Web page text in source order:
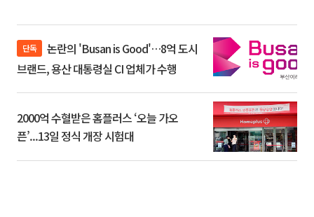
단독
브랜드, 용산 대통령실 CI 업체가 수행
2000억 수혈받은 홈플러스 ‘오늘 가오
픈’...13일 정식 개장 시험대